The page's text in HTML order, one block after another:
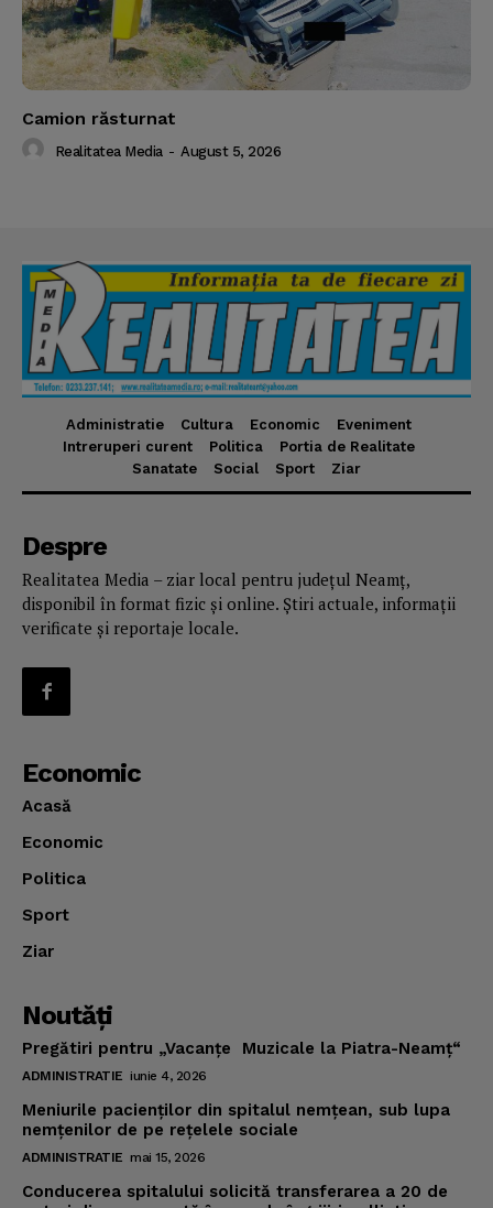
Camion răsturnat
Realitatea Media - August 5, 2026
Administratie Cultura Economic
Eveniment
Intreruperi curent
Politica
Portia de Realitate
Sanatate
Social Sport Ziar
Despre
Realitatea Media – ziar local pentru județul Neamț,
disponibil în format fizic și online. Știri actuale, informații
verificate și reportaje locale.
Economic
Acasă
Economic
Politica
Sport
Ziar
Noutăţi
Pregătiri pentru „Vacanţe Muzicale la Piatra-Neamţ“
ADMINISTRATIE iunie 4, 2026
Meniurile pacienţilor din spitalul nemţean, sub lupa
nemţenilor de pe reţelele sociale
ADMINISTRATIE mai 15, 2026
Conducerea spitalului solicită transferarea a 20 de